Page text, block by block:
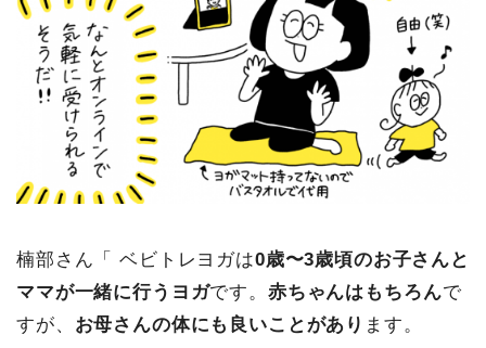
楠部さん「 ベビトレヨガは0歳〜3歳頃のお子さんと
ママが一緒に行うヨガです。 赤ちゃんはもちろんで
すが、 お母さんの体にも良いことがあり ます。